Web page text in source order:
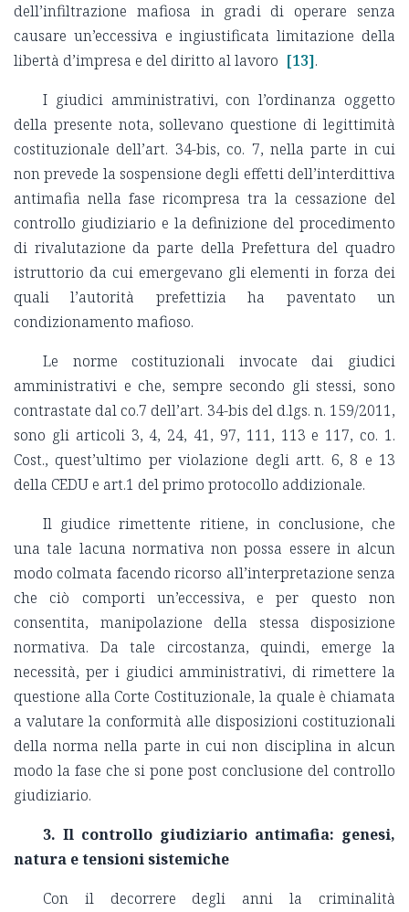
dell’infiltrazione mafiosa in gradi di operare senza
causare un’eccessiva e ingiustificata limitazione della
libertà d’impresa e del diritto al lavoro [13].
I giudici amministrativi, con l’ordinanza oggetto
della presente nota, sollevano questione di legittimità
costituzionale dell’art. 34-bis, co. 7, nella parte in cui
non prevede la sospensione degli effetti dell’interdittiva
antimafia nella fase ricompresa tra la cessazione del
controllo giudiziario e la definizione del procedimento
di rivalutazione da parte della Prefettura del quadro
istruttorio da cui emergevano gli elementi in forza dei
quali l’autorità prefettizia ha paventato un
condizionamento mafioso.
Le norme costituzionali invocate dai giudici
amministrativi e che, sempre secondo gli stessi, sono
contrastate dal co.7 dell’art. 34-bis del d.lgs. n. 159/2011,
sono gli articoli 3, 4, 24, 41, 97, 111, 113 e 117, co. 1.
Cost., quest’ultimo per violazione degli artt. 6, 8 e 13
della CEDU e art.1 del primo protocollo addizionale.
Il giudice rimettente ritiene, in conclusione, che
una tale lacuna normativa non possa essere in alcun
modo colmata facendo ricorso all’interpretazione senza
che ciò comporti un’eccessiva, e per questo non
consentita, manipolazione della stessa disposizione
normativa. Da tale circostanza, quindi, emerge la
necessità, per i giudici amministrativi, di rimettere la
questione alla Corte Costituzionale, la quale è chiamata
a valutare la conformità alle disposizioni costituzionali
della norma nella parte in cui non disciplina in alcun
modo la fase che si pone post conclusione del controllo
giudiziario.
3. Il controllo giudiziario antimafia: genesi,
natura e tensioni sistemiche
Con il decorrere degli anni la criminalità